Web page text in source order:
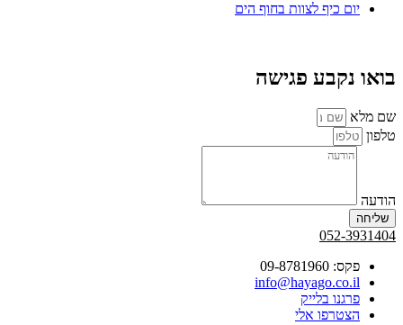
יום כיף לצוות בחוף הים
בואו נקבע פגישה
שם מלא
טלפון
הודעה
שליחה
052-3931404
פקס: 09-8781960
info@hayago.co.il
פרגנו בלייק
הצטרפו אלי